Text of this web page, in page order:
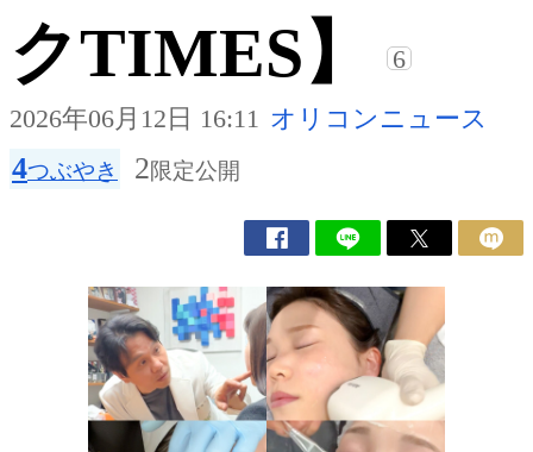
クTIMES】
6
2026年06月12日 16:11 オリコンニュース
4つぶやき 2限定公開